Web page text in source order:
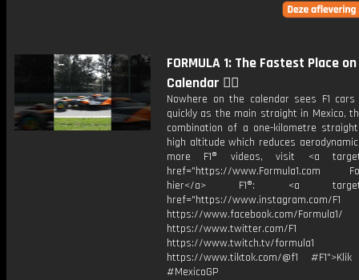
FORMULA 1: The Fastest Place
Calendar 😮‍💨
Nowhere on the calendar sees F1
quickly as the main straight in Mexico,
combination of a one-kilometre
high altitude which reduces
more F1® videos, visit <a
href="https://www.Formula1.com
hier</a> F1®: <a
href="https://www.instagram.com/F1
https://www.facebook.com/Formula1/
https://www.twitter.com/F1
https://www.twitch.tv/formula1
https://www.tiktok.com/@f1
#MexicoGP